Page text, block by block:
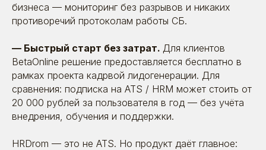
бизнеса — мониторинг без разрывов и никаких
противоречий протоколам работы СБ.
— Быстрый старт без затрат. Для клиентов
BetaOnline решение предоставляется бесплатно в
рамках проекта кадрвой лидогенерации. Для
сравнения: подписка на ATS / HRM может стоить от
20 000 рублей за пользователя в год — без учёта
внедрения, обучения и поддержки.
HRDrom — это не ATS. Но продукт даёт главное: